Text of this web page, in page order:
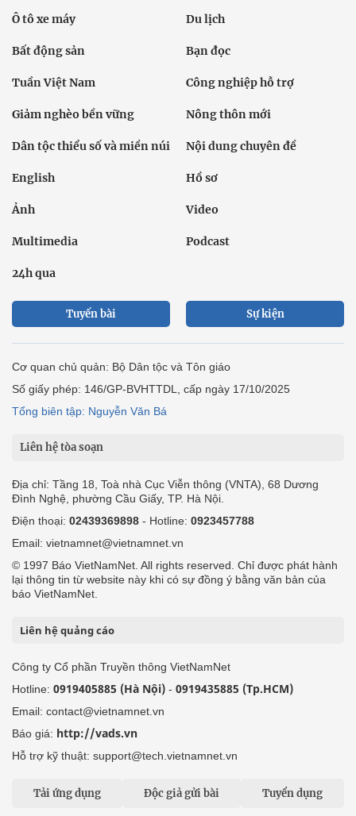
Ô tô xe máy Du lịch
Bất động sản Bạn đọc
Tuần Việt Nam Công nghiệp hỗ trợ
Giảm nghèo bền vững Nông thôn mới
Dân tộc thiểu số và miền núi Nội dung chuyên đề
English Hồ sơ
Ảnh Video
Multimedia Podcast
24h qua
Tuyến bài Sự kiện
Cơ quan chủ quản: Bộ Dân tộc và Tôn giáo
Số giấy phép: 146/GP-BVHTTDL, cấp ngày 17/10/2025
Tổng biên tập: Nguyễn Văn Bá
Liên hệ tòa soạn
Địa chỉ: Tầng 18, Toà nhà Cục Viễn thông (VNTA), 68 Dương
Đình Nghệ, phường Cầu Giấy, TP. Hà Nội.
Điện thoại: 02439369898 - Hotline: 0923457788
Email: vietnamnet@vietnamnet.vn
© 1997 Báo VietNamNet. All rights reserved. Chỉ được phát hành
lại thông tin từ website này khi có sự đồng ý bằng văn bản của
báo VietNamNet.
Liên hệ quảng cáo
Công ty Cổ phần Truyền thông VietNamNet
Hotline: 0919405885 (Hà Nội) - 0919435885 (Tp.HCM)
Email: contact@vietnamnet.vn
Báo giá: http://vads.vn
Hỗ trợ kỹ thuật: support@tech.vietnamnet.vn
Tải ứng dụng Độc giả gửi bài Tuyển dụng